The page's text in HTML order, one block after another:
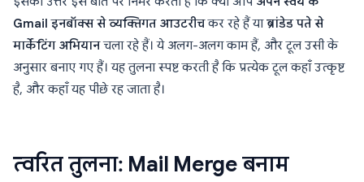
Gmail इनबॉक्स से व्यक्तिगत आउटरीचकर रहे हैं याब्रांडेड पते से
मार्केटिंग अभियानचला रहे हैं। ये अलग-अलग काम हैं, और टूल उसी के
अनुसार बनाए गए हैं। यह तुलना स्पष्ट करती है कि प्रत्येक टूल कहाँ उत्कृष्ट
है, और कहाँ यह पीछे रह जाता है।
त्वरित तुलना: Mail Merge बनाम